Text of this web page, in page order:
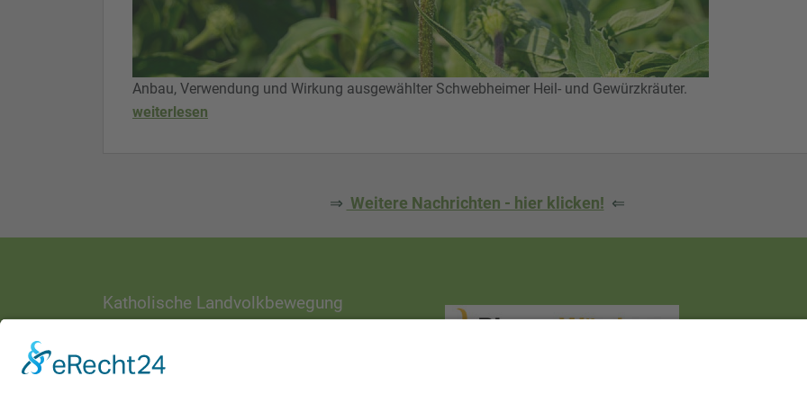
Anbau, Verwendung und Wirkung ausgewählter Schwebheimer Heil- und Gewürzkräuter.
weiterlesen
⇒ Weitere Nachrichten - hier klicken! ⇐
Katholische Landvolkbewegung
Ottostraße 1